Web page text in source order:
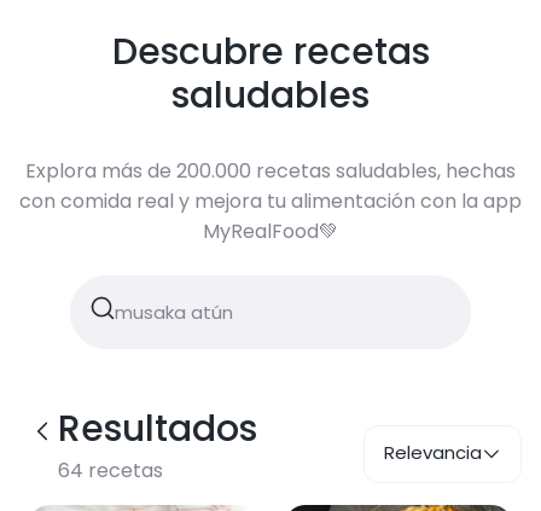
Descubre recetas
saludables
Explora más de 200.000 recetas saludables, hechas
con comida real y mejora tu alimentación con la app
MyRealFood💚
Resultados
64 recetas
Relevancia